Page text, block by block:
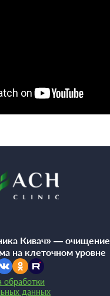
Кивач» — очищение
на клеточном уровне
обработки
данных